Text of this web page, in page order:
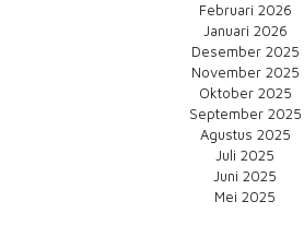
Februari 2026
Januari 2026
Desember 2025
November 2025
Oktober 2025
September 2025
Agustus 2025
Juli 2025
Juni 2025
Mei 2025